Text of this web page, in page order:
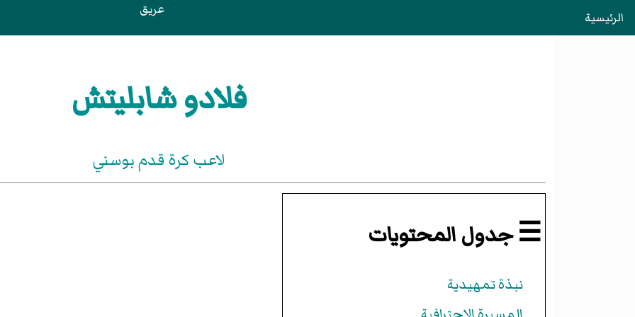
الرئيسية عريق
فلادو شابليتش
لاعب كرة قدم بوسني
☰ جدول المحتويات
نبذة تمهيدية